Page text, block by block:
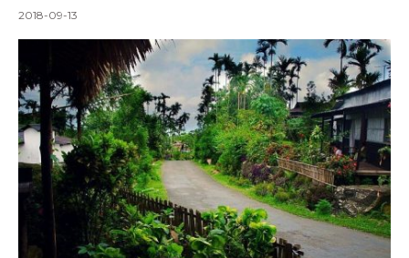
2018-09-13